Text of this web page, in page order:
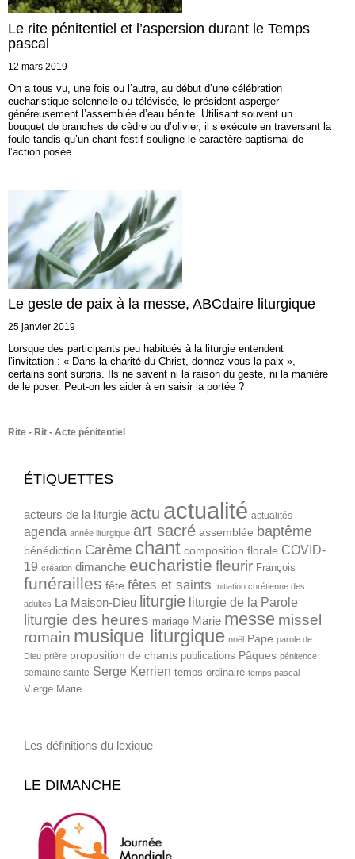
Le rite pénitentiel et l’aspersion durant le Temps
pascal
12 mars 2019
On a tous vu, une fois ou l’autre, au début d’une célébration
eucharistique solennelle ou télévisée, le président asperger
généreusement l’assemblée d’eau bénite. Utilisant souvent un
bouquet de branches de cèdre ou d’olivier, il s’exécute en traversant la
foule tandis qu’un chant festif souligne le caractère baptismal de
l’action posée.
Le geste de paix à la messe, ABCdaire liturgique
25 janvier 2019
Lorsque des participants peu habitués à la liturgie entendent
l’invitation : « Dans la charité du Christ, donnez-vous la paix »,
certains sont surpris. Ils ne savent ni la raison du geste, ni la manière
de le poser. Peut-on les aider à en saisir la portée ?
Rite Rit Acte pénitentiel
ÉTIQUETTES
acteurs de la liturgie actu actualité actualités
agenda année liturgique art sacré assemblée baptême
bénédiction Carême chant composition florale COVID-
19 création dimanche eucharistie fleurir François
funérailles fête fêtes et saints
Initiation chrétienne des
adultes La Maison-Dieu liturgie liturgie de la Parole
liturgie des heures mariage Marie messe missel
romain musique liturgique noël Pape parole de
Dieu prière proposition de chants publications Pâques pénitence
semaine sainte Serge Kerrien temps ordinaire temps pascal
Vierge Marie
Les définitions du lexique
LE DIMANCHE